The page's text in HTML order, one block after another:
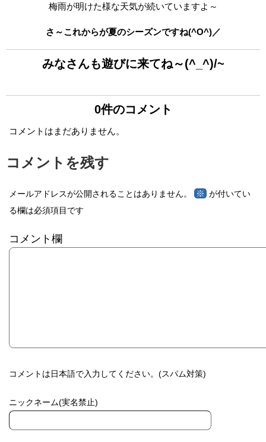
梅雨が明けた様な天気が続いていますよ～
さ～これからが夏のシーズンですね(^O^)／
みなさんも遊びに来てね～(^_^)/~
0件のコメント
コメントはまだありません。
コメントを残す
メールアドレスが公開されることはありません。 ※ が付いてい
る欄は必須項目です
コメント欄
コメントは日本語で入力してください。(スパム対策)
ニックネーム(実名禁止)